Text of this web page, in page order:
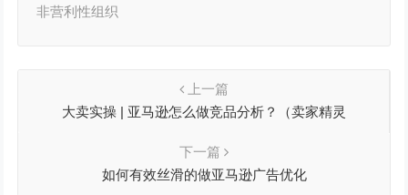
非营利性组织
上一篇
大卖实操 | 亚马逊怎么做竞品分析？（卖家精灵
下一篇
如何有效丝滑的做亚马逊广告优化